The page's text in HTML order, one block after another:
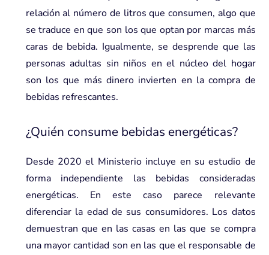
relación al número de litros que consumen, algo que
se traduce en que son los que optan por marcas más
caras de bebida. Igualmente, se desprende que las
personas adultas sin niños en el núcleo del hogar
son los que más dinero invierten en la compra de
bebidas refrescantes.
¿Quién consume bebidas energéticas?
Desde 2020 el Ministerio incluye en su estudio de
forma independiente las bebidas consideradas
energéticas. En este caso parece relevante
diferenciar la edad de sus consumidores. Los datos
demuestran que en las casas en las que se compra
una mayor cantidad son en las que el responsable de